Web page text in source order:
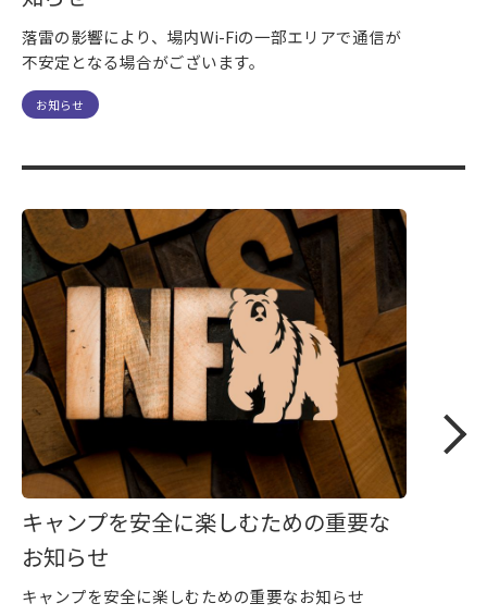
落雷の影響により、場内Wi-Fiの一部エリアで通信が
不安定となる場合がございます。
お知らせ
キャンプを安全に楽しむための重要な
お知らせ
キャンプを安全に楽しむための重要なお知らせ